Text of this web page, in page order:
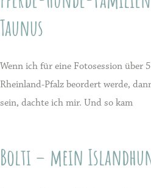
Taunus
Wenn ich für eine Fotosession über
Rheinland-Pfalz beordert werde,
sein, dachte ich mir. Und so kam
Bolti – mein